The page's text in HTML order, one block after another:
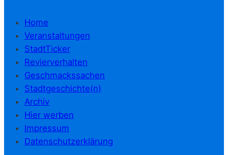
Home
Veranstaltungen
StadtTicker
Revierverhalten
Geschmackssachen
Stadtgeschichte(n)
Archiv
Hier werben
Impressum
Datenschutzerklärung